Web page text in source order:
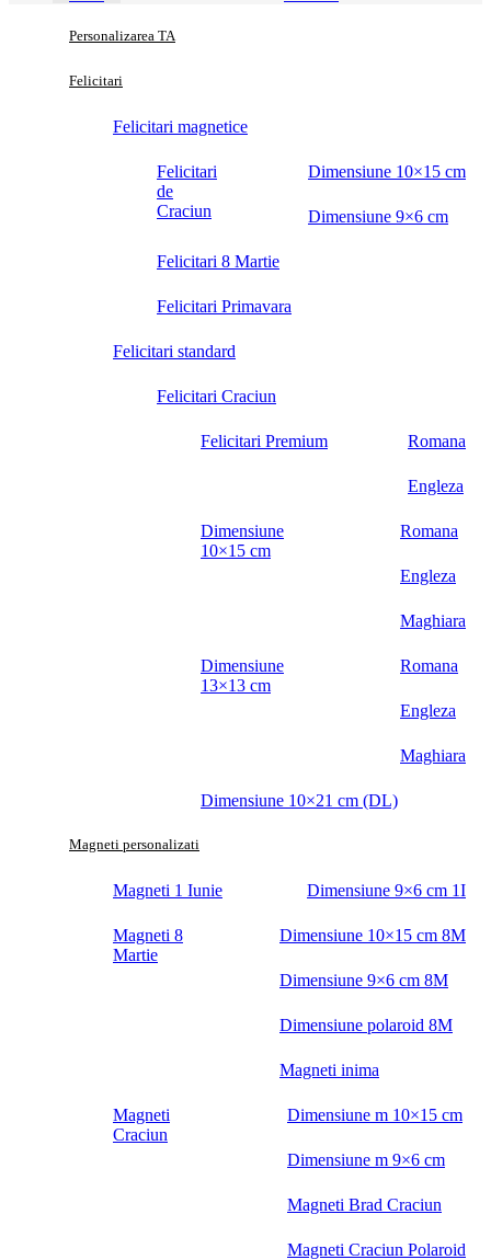
Personalizarea TA
Felicitari
Felicitari magnetice
Felicitari
de
Craciun
Dimensiune 10×15 cm
Dimensiune 9×6 cm
Felicitari 8 Martie
Felicitari Primavara
Felicitari standard
Felicitari Craciun
Felicitari Premium Romana
Engleza
Dimensiune
10×15 cm
Romana
Engleza
Maghiara
Dimensiune
13×13 cm
Romana
Engleza
Maghiara
Dimensiune 10×21 cm (DL)
Magneti personalizati
Magneti 1 Iunie Dimensiune 9×6 cm 1I
Magneti 8
Martie
Dimensiune 10×15 cm 8M
Dimensiune 9×6 cm 8M
Dimensiune polaroid 8M
Magneti inima
Magneti
Craciun
Dimensiune m 10×15 cm
Dimensiune m 9×6 cm
Magneti Brad Craciun
Magneti Craciun Polaroid